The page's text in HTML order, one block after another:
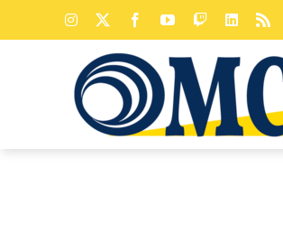
Instagram FacebookYouTube
TwitchLinkedIn